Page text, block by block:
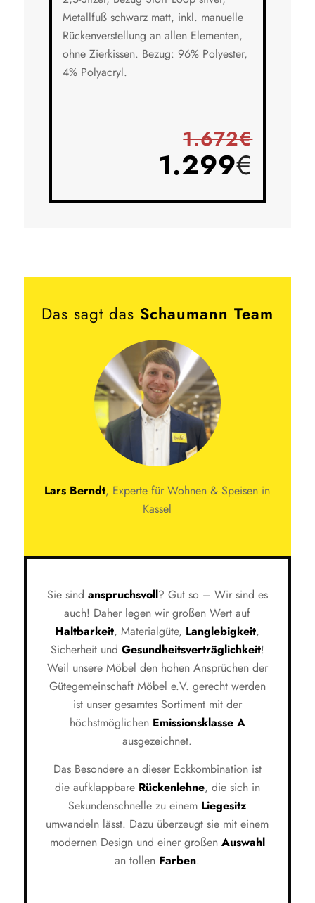
Metallfuß schwarz matt, inkl. manuelle
Rückenverstellung an allen Elementen,
ohne Zierkissen. Bezug: 96% Polyester,
4% Polyacryl.
1.672€
1.299€
Das sagt das Schaumann Team
Lars Berndt, Experte für Wohnen & Speisen in
Kassel
Sie sind anspruchsvoll? Gut so – Wir sind es
auch! Daher legen wir großen Wert auf
Haltbarkeit, Materialgüte, Langlebigkeit,
Sicherheit und Gesundheitsverträglichkeit!
Weil unsere Möbel den hohen Ansprüchen der
Gütegemeinschaft Möbel e.V. gerecht werden
ist unser gesamtes Sortiment mit der
höchstmöglichenEmissionsklasse A
ausgezeichnet.
Das Besondere an dieser Eckkombination ist
die aufklappbare Rückenlehne, die sich in
Sekundenschnelle zu einem Liegesitz
umwandeln lässt. Dazu überzeugt sie mit einem
modernen Design und einer großen Auswahl
an tollen Farben.